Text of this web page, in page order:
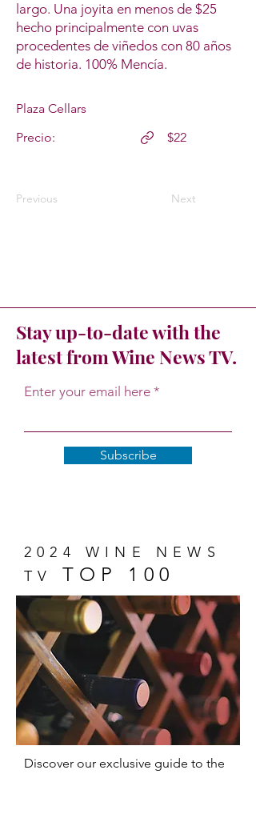
largo. Una joyita en menos de $25
hecho principalmente con uvas
procedentes de viñedos con 80 años
de historia. 100% Mencía.
Plaza Cellars
Precio:
Previous
$22
Next
Stay up-to-date with the
latest from Wine News TV.
Enter your email here
Subscribe
2024 WINE NEWS
TV TOP 100
Discover our exclusive guide to the